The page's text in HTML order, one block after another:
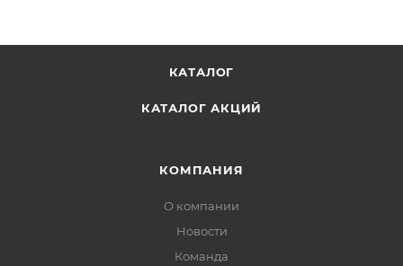
КАТАЛОГ
КАТАЛОГ АКЦИЙ
КОМПАНИЯ
О компании
Новости
Команда